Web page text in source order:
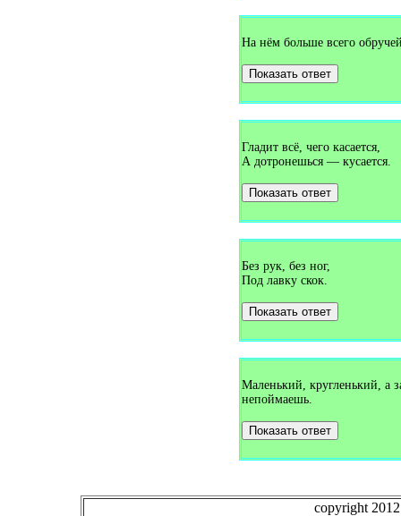
Загадки про веретено (1)
На нём больше всего
Показать ответ
Гладит всё, чего касается,
А дотронешься — кусается.
Показать ответ
Без рук, без ног,
Под лавку скок.
Показать ответ
Маленький, кругленький, а
непоймаешь.
Показать ответ
copyright